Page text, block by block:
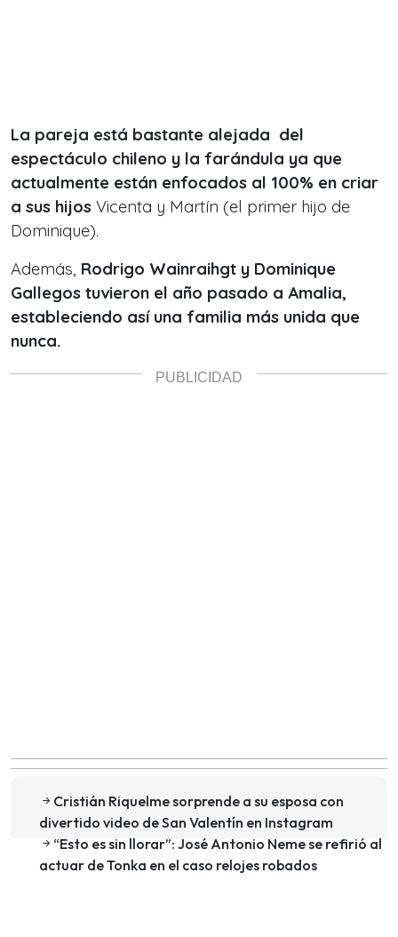
La pareja está bastante alejada del
espectáculo chileno y la farándula ya que
actualmente están enfocados al 100% en criar
a sus hijos Vicenta y Martín (el primer hijo de
Dominique).
Además, Rodrigo Wainraihgt y Dominique
Gallegos tuvieron el año pasado a Amalia,
estableciendo así una familia más unida que
nunca.
Cristián Riquelme sorprende a su esposa con
divertido video de San Valentín en Instagram
“Esto es sin llorar”: José Antonio Neme se refirió al
actuar de Tonka en el caso relojes robados